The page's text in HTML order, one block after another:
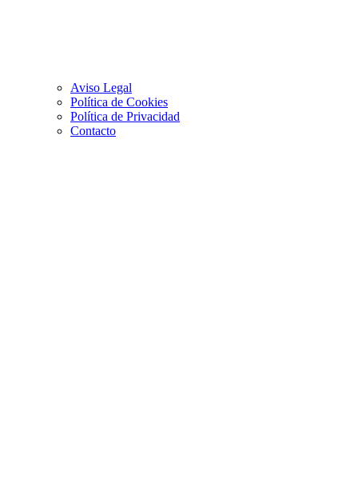
Aviso Legal
Política de Cookies
Política de Privacidad
Contacto